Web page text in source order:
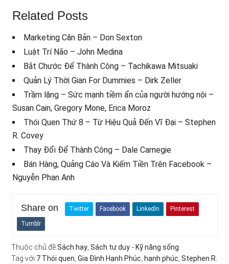
Related Posts
Marketing Căn Bản – Don Sexton
Luật Trí Não – John Medina
Bắt Chước Để Thành Công – Tachikawa Mitsuaki
Quản Lý Thời Gian For Dummies – Dirk Zeller
Trầm lặng – Sức mạnh tiềm ẩn của người hướng nội –
Susan Cain, Gregory Mone, Erica Moroz
Thói Quen Thứ 8 – Từ Hiệu Quả Đến Vĩ Đại – Stephen
R. Covey
Thay Đổi Để Thành Công – Dale Carnegie
Bán Hàng, Quảng Cáo Và Kiếm Tiền Trên Facebook –
Nguyễn Phan Anh
Share on Twitter Facebook LinkedIn Pinterest
Tumblr
Thuộc chủ đề:Sách hay,Sách tư duy - Kỹ năng sống
Tag với:7 Thói quen,Gia Đình Hạnh Phúc, hạnh phúc,Stephen R.